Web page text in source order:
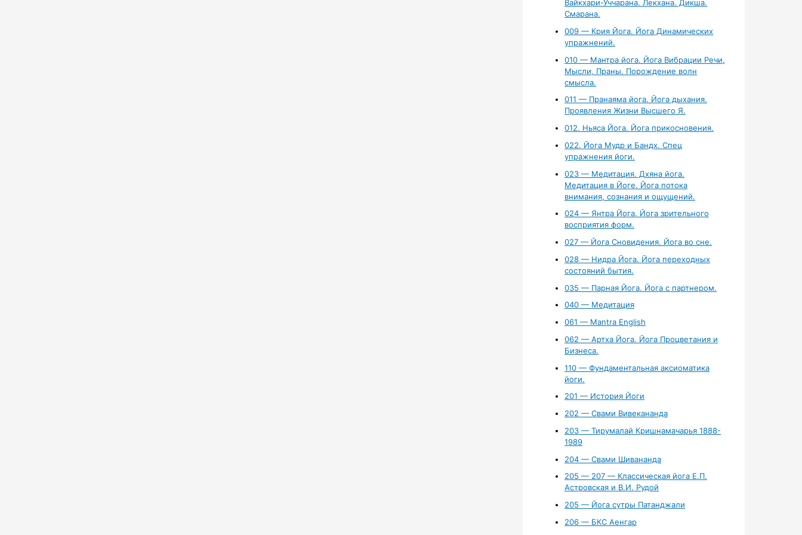
Вайкхари-Уччарана. Лекхана. Дикша.
Смарана.
009 — Крия Йога. Йога Динамических
упражнений.
010 — Мантра йога. Йога Вибрации Речи,
Мысли, Праны. Порождение волн
смысла.
011 — Пранаяма йога. Йога дыхания.
Проявления Жизни Высшего Я.
012. Ньяса Йога. Йога прикосновения.
022. Йога Мудр и Бандх. Спец
упражнения йоги.
023 — Медитация. Дхяна йога.
Медитация в Йоге. Йога потока
внимания, сознания и ощущений.
024 — Янтра Йога. Йога зрительного
восприятия форм.
027 — Йога Сновидения. Йога во сне.
028 — Нидра Йога. Йога переходных
состояний бытия.
035 — Парная Йога. Йога с партнером.
040 — Медитация
061 — Mantra English
062 — Артха Йога. Йога Процветания и
Бизнеса.
110 — Фундаментальная аксиоматика
йоги.
201 — История Йоги
202 — Свами Вивекананда
203 — Тирумалай Кришнамачарья 1888-
1989
204 — Свами Шивананда
205 — 207 — Классическая йога Е.П.
Астровская и В.И. Рудой
205 — Йога сутры Патанджали
206 — БКС Аенгар